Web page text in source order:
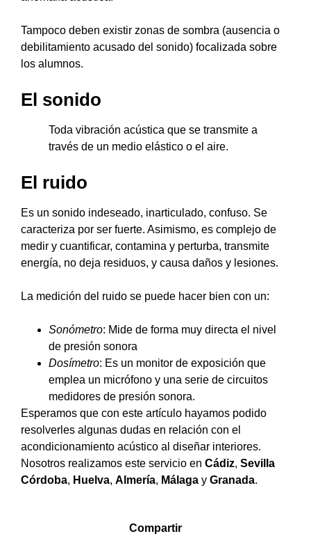
Tampoco deben existir zonas de sombra (ausencia o
debilitamiento acusado del sonido) focalizada sobre
los alumnos.
El sonido
Toda vibración acústica que se transmite a
través de un medio elástico o el aire.
El ruido
Es un sonido indeseado, inarticulado, confuso. Se
caracteriza por ser fuerte. Asimismo, es complejo de
medir y cuantificar, contamina y perturba, transmite
energía, no deja residuos, y causa daños y lesiones.
La medición del ruido se puede hacer bien con un:
Sonómetro: Mide de forma muy directa el nivel
de presión sonora
Dosímetro: Es un monitor de exposición que
emplea un micrófono y una serie de circuitos
medidores de presión sonora.
Esperamos que con este artículo hayamos podido
resolverles algunas dudas en relación con el
acondicionamiento acústico al diseñar interiores.
Nosotros realizamos este servicio en Cádiz, Sevilla
Córdoba, Huelva, Almería, Málaga y Granada.
Compartir